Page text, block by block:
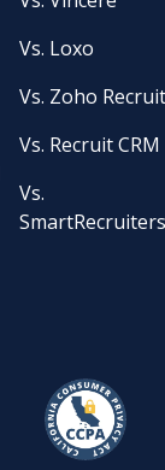
Vs. Loxo
Vs. Zoho
Vs. Recruit CRM
Vs.